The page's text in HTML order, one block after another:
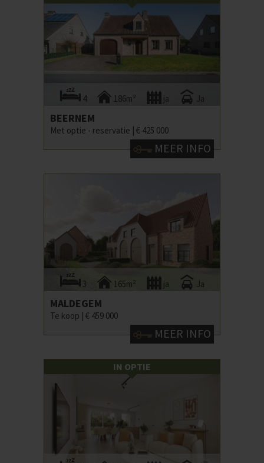
4 186m² ja Ja
BEERNEM
Met optie - reservatie | € 425 000
MEER INFO
3 165m² ja Ja
MALDEGEM
Te koop | € 459 000
MEER INFO
IN OPTIE